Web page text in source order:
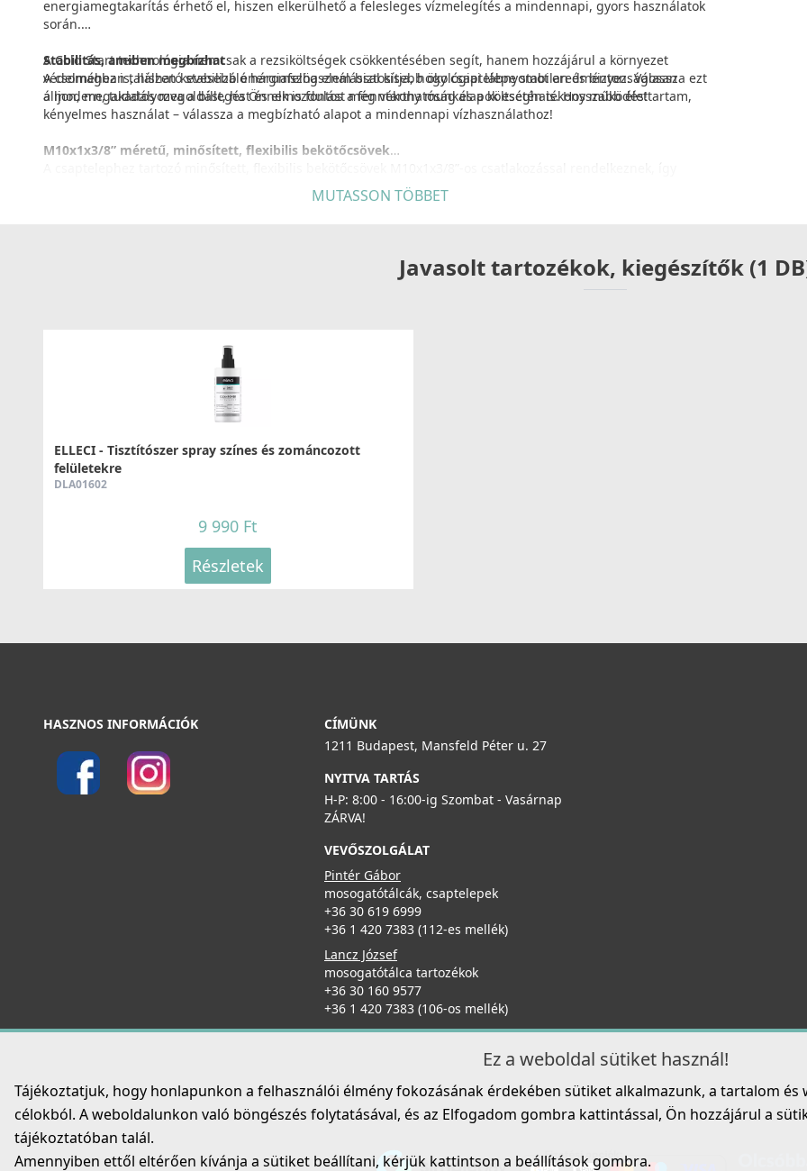
energiamegtakarítás érhető el, hiszen elkerülhető a felesleges vízmelegítés a mindennapi, gyors használatok
során.
A Cold Start technológia nemcsak a rezsiköltségek csökkentésében segít, hanem hozzájárul a környezet
védelméhez is, hiszen kevesebb energiafelhasználással kisebb ökológiai lábnyomot eredményez. Válassza ezt
a modern, tudatos megoldást, ha Önnek is fontos a fenntarthatóság és a költséghatékony működés!
Stabilitás, amiben megbízhat
A csomagban található stabilizáló háromszög elem biztosítja, hogy csaptelepe stabilan és biztonságosan
álljon, megakadályozva a billegést és elmozdulást még vékony munkalapok esetén is. Hosszabb élettartam,
kényelmes használat – válassza a megbízható alapot a mindennapi vízhasználathoz!
M10x1x3/8” méretű, minősített, flexibilis bekötőcsövek
A csaptelephez tartozó minősített, flexibilis bekötőcsövek M10x1x3/8”-os csatlakozással rendelkeznek, így
egyszerűen és biztonságosan illeszthetők a legtöbb hazai vízhálózathoz. A hajlékony kialakítás megkönnyíti a
beszerelést, a tanúsított anyaghasználat pedig garantálja a hosszú élettartamot és a megbízható működést.
MUTASSON TÖBBET
Javasolt tartozékok, kiegészítők (1
ELLECI - Tisztítószer spray színes és zománcozott
felületekre
DLA01602
9 990 Ft
Részletek
HASZNOS INFORMÁCIÓK
CÍMÜNK
1211 Budapest, Mansfeld Péter u. 27
NYITVA TARTÁS
H-P: 8:00 - 16:00-ig Szombat - Vasárnap
ZÁRVA!
VEVŐSZOLGÁLAT
Pintér Gábor
mosogatótálcák, csaptelepek
+36 30 619 6999
+36 1 420 7383 (112-es mellék)
Lancz József
mosogatótálca tartozékok
+36 30 160 9577
+36 1 420 7383 (106-os mellék)
Ez a weboldal sütiket használ!
Tájékoztatjuk, hogy honlapunkon a felhasználói élmény fokozásának érdekében sütiket alkalmazunk, a tartalom
célokból. A weboldalunkon való böngészés folytatásával, és az Elfogadom gombra kattintással, Ön hozzájárul a
tájékoztatóban talál.
Amennyiben ettől eltérően kívánja a sütiket beállítani, kérjük kattintson a beállítások gombra.